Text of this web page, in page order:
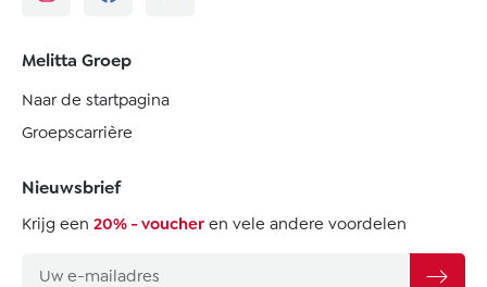
Melitta Groep
Naar de startpagina
Groepscarrière
Nieuwsbrief
Krijg een 20% - voucher en vele andere voordelen